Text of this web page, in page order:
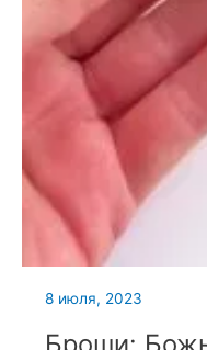
8 июля, 2023
Броши: